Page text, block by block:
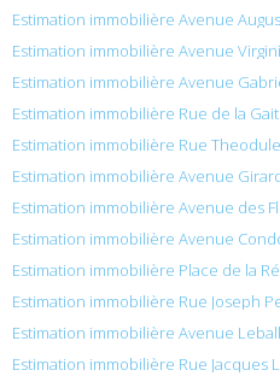
Estimation immobilière Avenue
Estimation immobilière Avenue
Estimation immobilière Avenue
Estimation immobilière Rue de la
Estimation immobilière Rue
Estimation immobilière Avenue
Estimation immobilière Avenue des
Estimation immobilière Avenue
Estimation immobilière Place de la
Estimation immobilière Rue Joseph
Estimation immobilière Avenue
Estimation immobilière Rue Jacques